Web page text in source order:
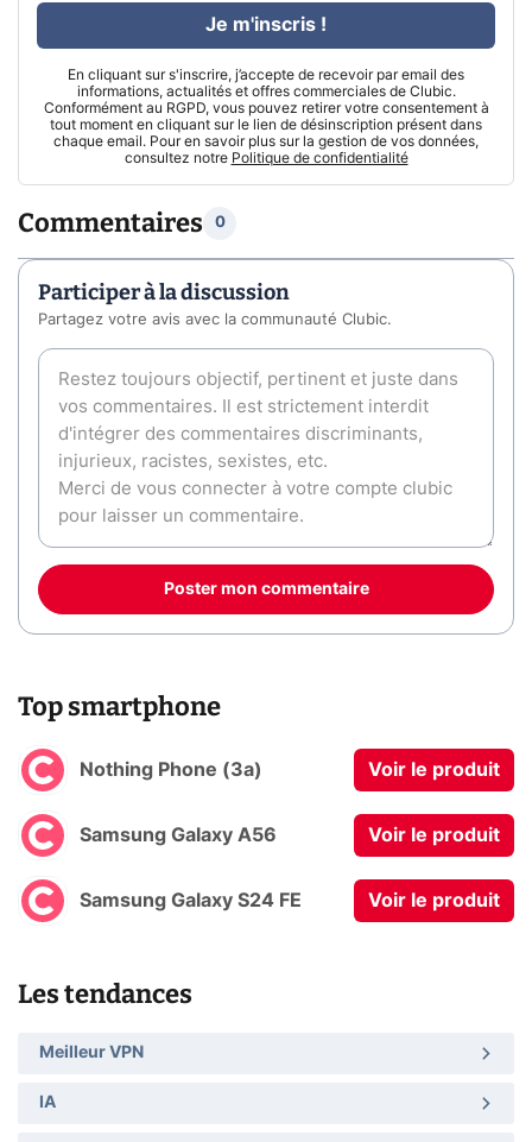
En cliquant sur s'inscrire, j’accepte de recevoir par email des
informations, actualités et offres commerciales de Clubic.
Conformément au RGPD, vous pouvez retirer votre consentement à
tout moment en cliquant sur le lien de désinscription présent dans
chaque email. Pour en savoir plus sur la gestion de vos données,
consultez notre Politique de confidentialité
Je m'inscris !
Commentaires 0
Participer à la discussion
Partagez votre avis avec la communauté Clubic.
Poster mon commentaire
Top smartphone
Nothing Phone (3a) Voir le produit
Samsung Galaxy A56 Voir le produit
Samsung Galaxy S24 FE Voir le produit
Les tendances
Meilleur VPN
IA